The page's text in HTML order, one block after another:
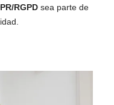
RGPD sea parte de